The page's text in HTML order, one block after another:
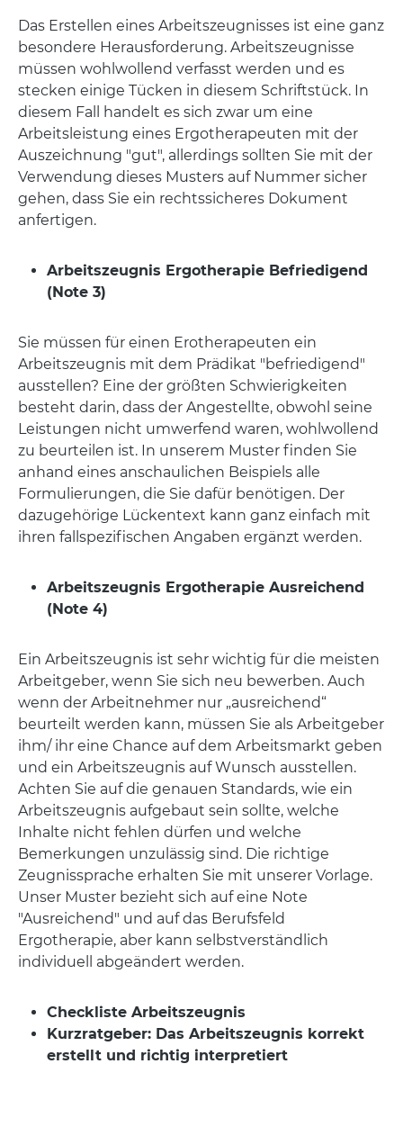
Das Erstellen eines Arbeitszeugnisses ist eine ganz
besondere Herausforderung. Arbeitszeugnisse
müssen wohlwollend verfasst werden und es
stecken einige Tücken in diesem Schriftstück. In
diesem Fall handelt es sich zwar um eine
Arbeitsleistung eines Ergotherapeuten mit der
Auszeichnung "gut", allerdings sollten Sie mit der
Verwendung dieses Musters auf Nummer sicher
gehen, dass Sie ein rechtssicheres Dokument
anfertigen.
Arbeitszeugnis Ergotherapie Befriedigend
(Note 3)
Sie müssen für einen Erotherapeuten ein
Arbeitszeugnis mit dem Prädikat "befriedigend"
ausstellen? Eine der größten Schwierigkeiten
besteht darin, dass der Angestellte, obwohl seine
Leistungen nicht umwerfend waren, wohlwollend
zu beurteilen ist. In unserem Muster finden Sie
anhand eines anschaulichen Beispiels alle
Formulierungen, die Sie dafür benötigen. Der
dazugehörige Lückentext kann ganz einfach mit
ihren fallspezifischen Angaben ergänzt werden.
Arbeitszeugnis Ergotherapie Ausreichend
(Note 4)
Ein Arbeitszeugnis ist sehr wichtig für die meisten
Arbeitgeber, wenn Sie sich neu bewerben. Auch
wenn der Arbeitnehmer nur „ausreichend“
beurteilt werden kann, müssen Sie als Arbeitgeber
ihm/ ihr eine Chance auf dem Arbeitsmarkt geben
und ein Arbeitszeugnis auf Wunsch ausstellen.
Achten Sie auf die genauen Standards, wie ein
Arbeitszeugnis aufgebaut sein sollte, welche
Inhalte nicht fehlen dürfen und welche
Bemerkungen unzulässig sind. Die richtige
Zeugnissprache erhalten Sie mit unserer Vorlage.
Unser Muster bezieht sich auf eine Note
"Ausreichend" und auf das Berufsfeld
Ergotherapie, aber kann selbstverständlich
individuell abgeändert werden.
Checkliste Arbeitszeugnis
Kurzratgeber: Das Arbeitszeugnis korrekt
erstellt und richtig interpretiert